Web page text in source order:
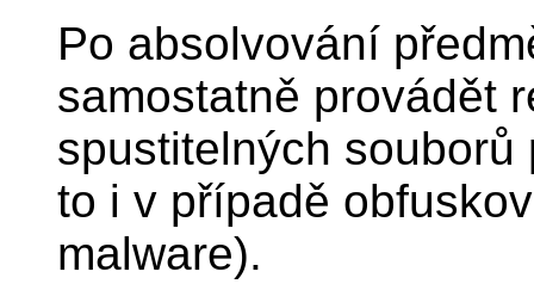
Po absolvování
samostatně provádět
spustitelných souborů
to i v případě
malware).